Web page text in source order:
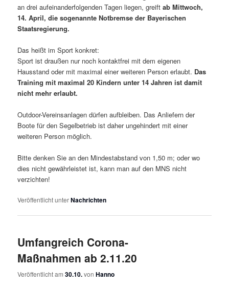
an drei aufeinanderfolgenden Tagen liegen, greiftab Mittwoch,
14. April, die sogenannte Notbremse der Bayerischen
Staatsregierung.
Das heißt im Sport konkret:
Sport ist draußen nur noch kontaktfrei mit dem eigenen
Hausstand oder mit maximal einer weiteren Person erlaubt. Das
Training mit maximal 20 Kindern unter 14 Jahren ist damit
nicht mehr erlaubt.
Outdoor-Vereinsanlagen dürfen aufbleiben. Das Anliefern der
Boote für den Segelbetrieb ist daher ungehindert mit einer
weiteren Person möglich.
Bitte denken Sie an den Mindestabstand von 1,50 m; oder wo
dies nicht gewährleistet ist, kann man auf den MNS nicht
verzichten!
Veröffentlicht unterNachrichten
Umfangreich Corona-
Maßnahmen ab 2.11.20
Veröffentlicht am30.10.vonHanno